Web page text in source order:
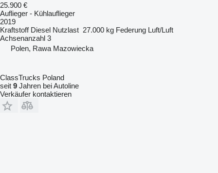
25.900 €
Auflieger - Kühlauflieger
2019
Kraftstoff Diesel Nutzlast 27.000 kg Federung Luft/Luft
Achsenanzahl 3
Polen, Rawa Mazowiecka
ClassTrucks Poland
seit 9 Jahren bei Autoline
Verkäufer kontaktieren